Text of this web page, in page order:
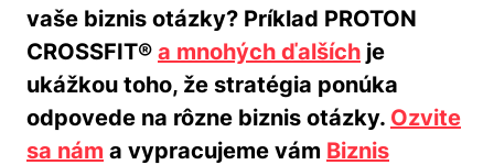
vaše biznis otázky? Príklad PROTON
CROSSFIT® a mnohých ďalších je
ukážkou toho, že stratégia ponúka
odpovede na rôzne biznis otázky. Ozvite
sa nám a vypracujeme vám Biznis